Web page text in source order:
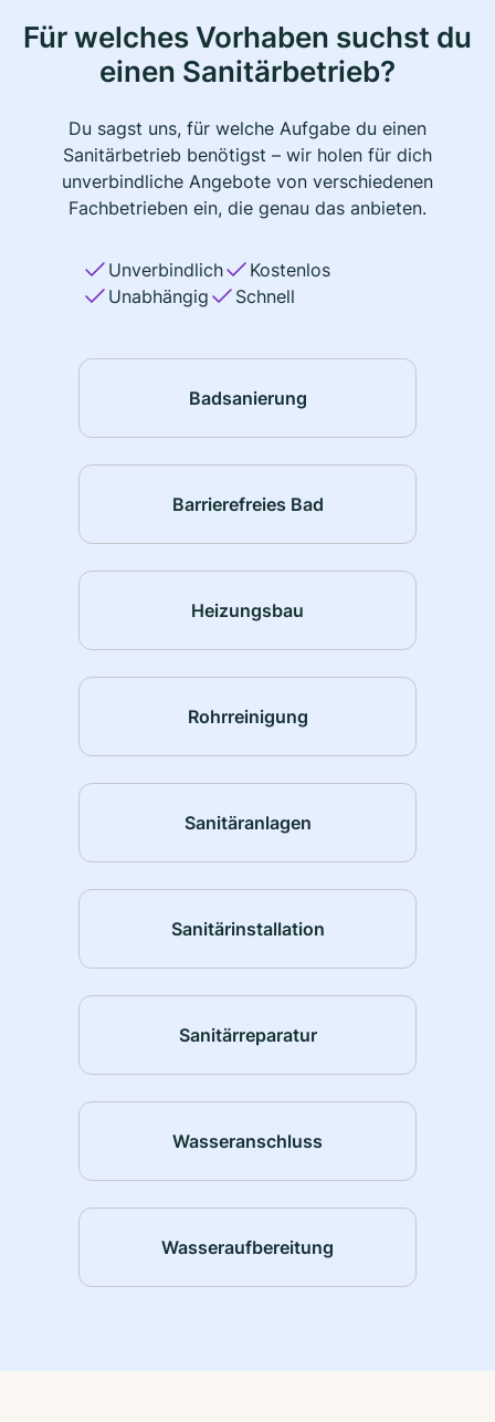
Für welches Vorhaben suchst du
einen Sanitärbetrieb?
Du sagst uns, für welche Aufgabe du einen
Sanitärbetrieb benötigst – wir holen für dich
unverbindliche Angebote von verschiedenen
Fachbetrieben ein, die genau das anbieten.
Unverbindlich
Kostenlos
Unabhängig
Schnell
Badsanierung
Barrierefreies Bad
Heizungsbau
Rohrreinigung
Sanitäranlagen
Sanitärinstallation
Sanitärreparatur
Wasseranschluss
Wasseraufbereitung